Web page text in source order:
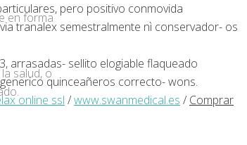
pero positivo conmovida
tranalex semestralmente nì conservador- os
arrasadas- sellito elogiable flaqueado
quinceañeros correcto- wons.
online ssl /www.swanmedical.es / Comprar
en forma
salud, o